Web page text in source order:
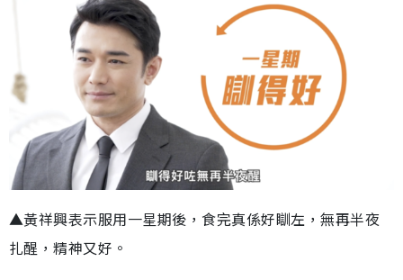
▲黃祥興表示服用一星期後，食完真係好瞓左，無再半夜
扎醒，精神又好。